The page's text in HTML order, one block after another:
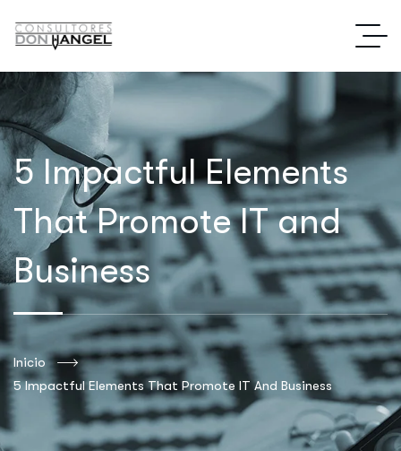
5 Impactful Elements
That Promote IT and
Business
Inicio
5 Impactful Elements That Promote IT And Business